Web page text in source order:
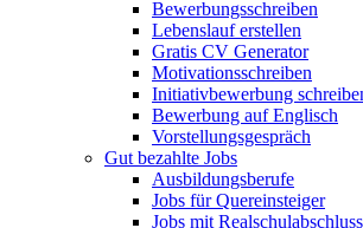
Bewerbungsschreiben
Lebenslauf erstellen
Gratis CV Generator
Motivationsschreiben
Initiativbewerbung
Bewerbung auf Englisch
Vorstellungsgespräch
Gut bezahlte Jobs
Ausbildungsberufe
Jobs für Quereinsteiger
Jobs mit Realschulabschluss